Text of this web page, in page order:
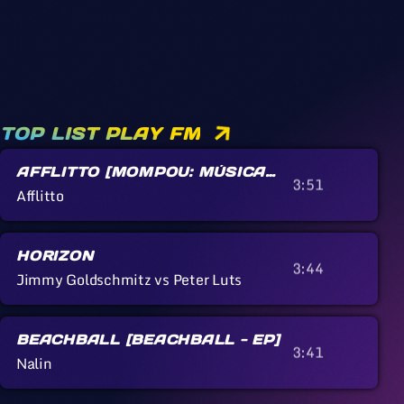
TOP LIST PLAY FM
AFFLITTO [MOMPOU: MÚSICA
CALLADA]
Afflitto 3:51
HORIZON
Jimmy Goldschmitz vs Peter Luts 3:44
BEACHBALL [BEACHBALL - EP]
Nalin 3:41